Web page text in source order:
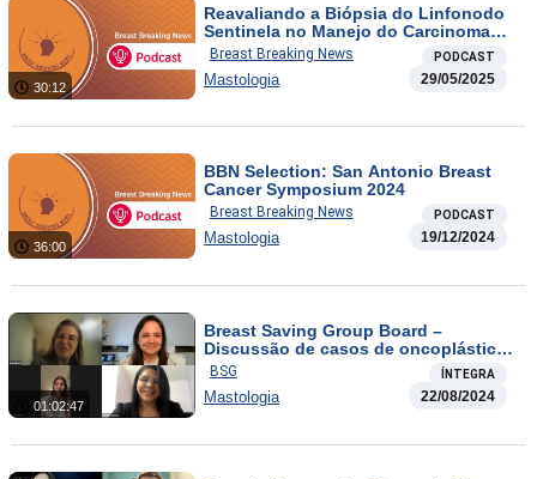
30:12
Reavaliando a Biópsia do Linfonodo
Sentinela no Manejo do Carcinoma
Mamário Microinvasivo e Impacto
prognóstico dos Beta-Bloqueadores
em Tumores Triplo Negativos e
Breast Breaking News PODCAST
Mastologia 29/05/2025
36:00
BBN Selection: San Antonio Breast
Cancer Symposium 2024
Breast Breaking News PODCAST
Mastologia 19/12/2024
01:02:47
Breast Saving Group Board –
Discussão de casos de oncoplástica:
conduta frente às complicações
BSG ÍNTEGRA
Mastologia 22/08/2024